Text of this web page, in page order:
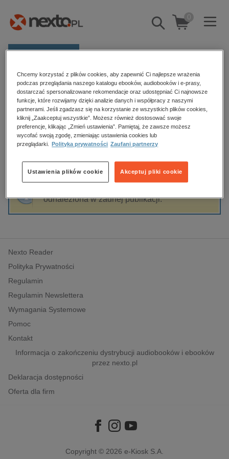
Pokaż/schowaj
wyszukiwarkę
0
Kategorie
Zobacz wszystkie E-prasa
budownictwo, aranżacja wnętrz
biznesowe, branżowe, gospodarka
dzienniki
edukacja
hobby, sport, rozrywka
komputery, internet, technologie, informatyka
polityka, społeczno-informacyjne
psychologiczne
inne
popularno-naukowe
historia
Strona główna Wydawnictwo Nautica
Wydawnictwo Nautica
Sortowanie Filtrowanie
odnaleziona w żadnej publikacji.
Nexto Reader
Polityka Prywatności
Regulamin
Regulamin Newslettera
Wymagania Systemowe
Pomoc
Kontakt
Informacja o zakończeniu dystrybucji audiobooków i ebooków
przez nexto.pl
Deklaracja dostępności
Oferta dla firm
Copyright © 2026 e-Kiosk S.A.
Chcemy korzystać z plików cookies, aby zapewnić Ci najlepsze wrażenia
podczas przeglądania naszego katalogu ebooków, audiobooków i e-prasy,
dostarczać spersonalizowane rekomendacje oraz udostępniać Ci najnowsze
funkcje, które rozwijamy dzięki analizie danych i współpracy z naszymi
partnerami. Jeśli zgadzasz się na korzystanie ze wszystkich plików cookies,
kliknij „Zaakceptuj wszystkie”. Możesz również dostosować swoje
preferencje, klikając „Zmień ustawienia”. Pamiętaj, że zawsze możesz
wycofać swoją zgodę, zmieniając ustawienia cookies lub
przeglądarki.
Polityka prywatności Zaufani partnerzy
Akceptuj pliki cookie
Ustawienia plików cookie